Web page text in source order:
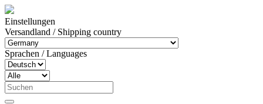
Einstellungen
Versandland / Shipping country
Sprachen / Languages